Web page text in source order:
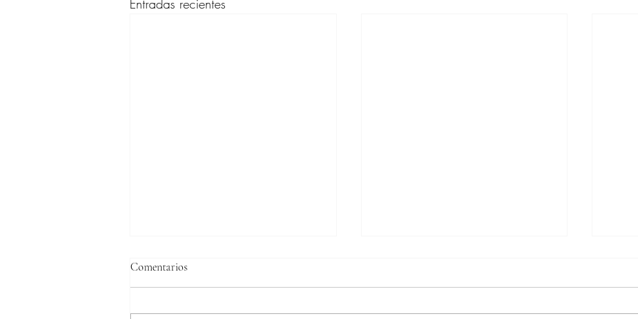
Entradas recientes
Comentarios